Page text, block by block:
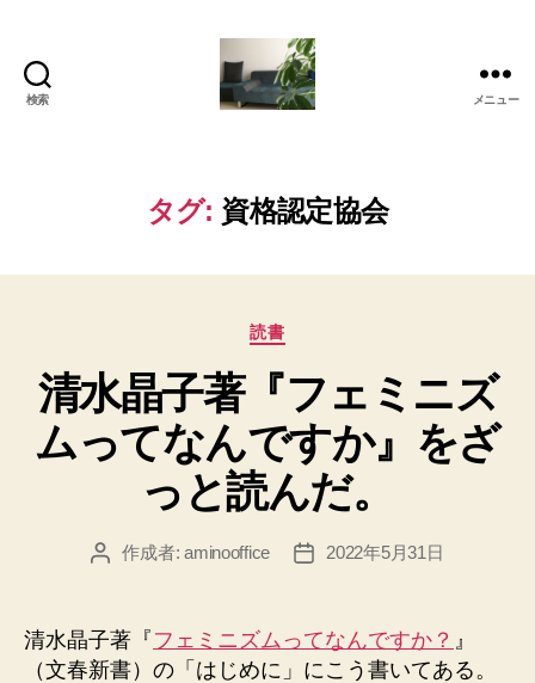
検索
美
(お
も
あ
の
ロ
グ
メニュー
タグ: 資格認定協会
カ
ゴ
ー
読書
清水晶子著『フェミニズ
ムってなんですか』をざ
っと読んだ。
投
作成者:aminooffice
投
2022年5月31日
清水晶子著『 フェミニズムってなんですか？ 』
（文春新書）の「はじめに」にこう書いてある。